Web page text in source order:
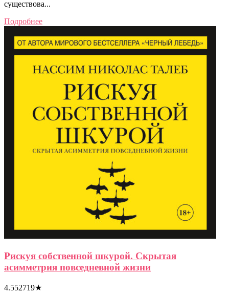
существова...
Подробнее
Рискуя собственной шкурой. Скрытая
асимметрия повседневной жизни
4.552719★